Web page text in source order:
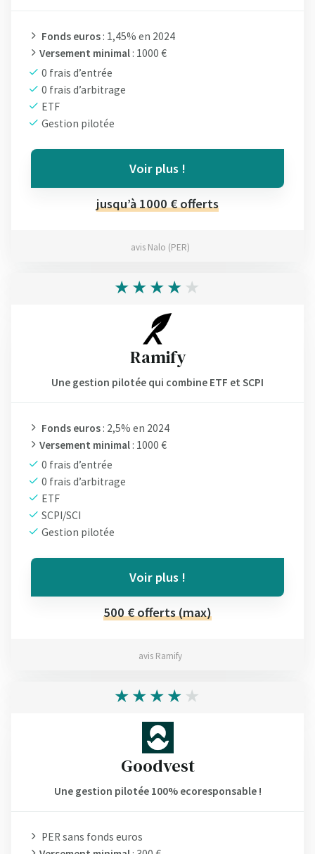
Fonds euros : 1,45% en 2024
Versement minimal : 1000 €
0 frais d’entrée
0 frais d’arbitrage
ETF
Gestion pilotée
Voir plus !
jusqu’à 1000 € offerts
avis Nalo (PER)
Ramify
Une gestion pilotée qui combine ETF et SCPI
Fonds euros : 2,5% en 2024
Versement minimal : 1000 €
0 frais d’entrée
0 frais d’arbitrage
ETF
SCPI/SCI
Gestion pilotée
Voir plus !
500 € offerts (max)
avis Ramify
Goodvest
Une gestion pilotée 100% ecoresponsable !
PER sans fonds euros